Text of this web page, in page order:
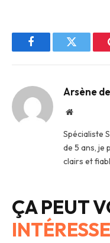
FacebookTwitter
Arsène
Site
Spécialiste
de 5 ans, je
clairs et
ÇA PEUT